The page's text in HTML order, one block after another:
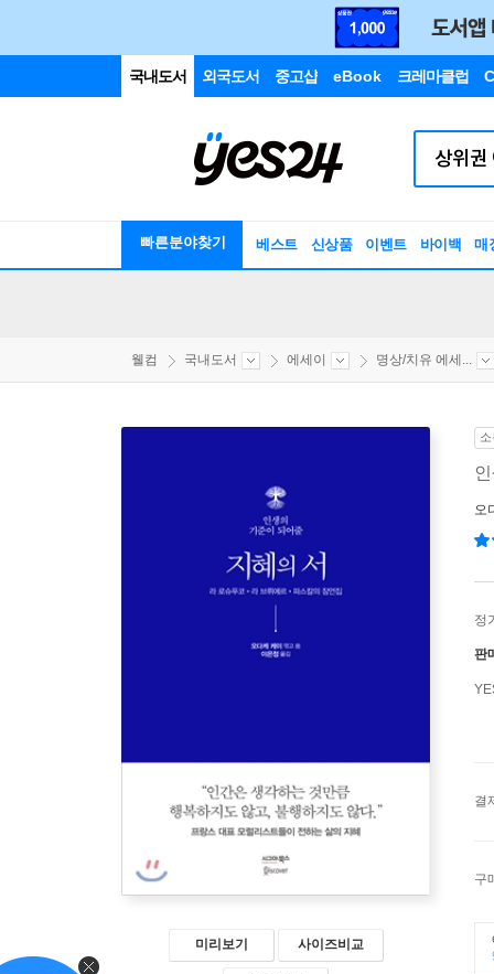
국내도서 외국도서 중고샵 eBook 크레마클럽
빠른분야찾기 베스트 신상품 이벤트 바이백 매
웰컴 국내도서 에세이 명상/치유 에세...
미리보기 사이즈비교
오
정
판
결
구